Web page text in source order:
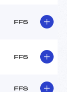
FFS
FFS
FFS